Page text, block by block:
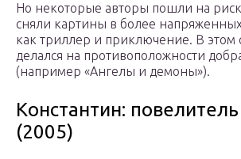
Но некоторые авторы пошли на
сняли картины в более
как триллер и приключение. В этом
делался на противоположности
(например «Ангелы и демоны»).
Константин:
(2005)